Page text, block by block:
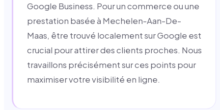
Google Business. Pour un commerce ou une
prestation basée à Mechelen-Aan-De-
Maas, être trouvé localement sur Google est
crucial pour attirer des clients proches. Nous
travaillons précisément sur ces points pour
maximiser votre visibilité en ligne.